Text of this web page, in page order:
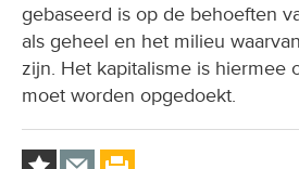
gebaseerd is op de behoeften
als geheel en het milieu
zijn. Het kapitalisme is hiermee
moet worden opgedoekt.